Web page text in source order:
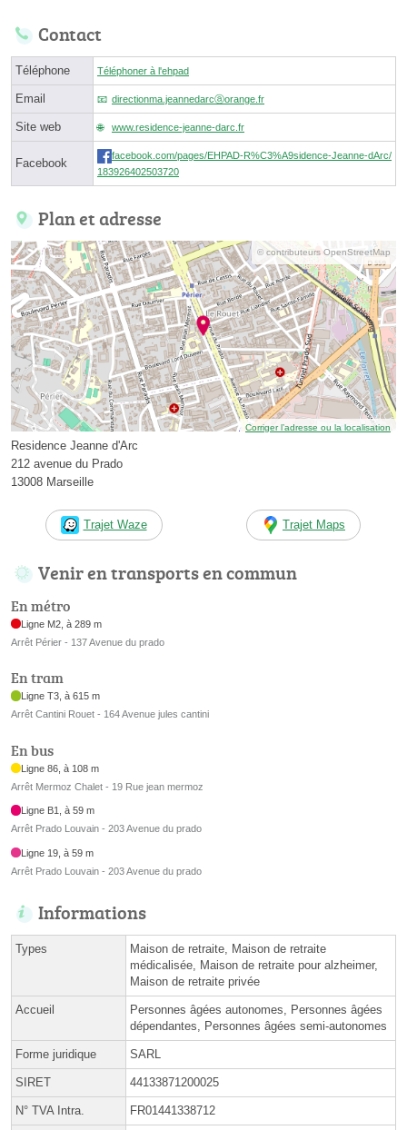
Contact
Téléphone Téléphoner à l'ehpad
Email directionma.jeannedarcⓐorange.fr
Site web www.residence-jeanne-darc.fr
Facebook
facebook.com/pages/EHPAD-R%C3%A9sidence-Jeanne-dArc/
183926402503720
Plan et adresse
© contributeurs OpenStreetMap
Corriger l’adresse ou la localisation
Residence Jeanne d'Arc
212 avenue du Prado
13008 Marseille
Trajet Waze Trajet Maps
Venir en transports en commun
En métro
Ligne M2, à 289 m
Arrêt Périer - 137 Avenue du prado
En tram
Ligne T3, à 615 m
Arrêt Cantini Rouet - 164 Avenue jules cantini
En bus
Ligne 86, à 108 m
Arrêt Mermoz Chalet - 19 Rue jean mermoz
Ligne B1, à 59 m
Arrêt Prado Louvain - 203 Avenue du prado
Ligne 19, à 59 m
Arrêt Prado Louvain - 203 Avenue du prado
Informations
Types
Maison de retraite, Maison de retraite
médicalisée, Maison de retraite pour alzheimer,
Maison de retraite privée
Accueil
Personnes âgées autonomes, Personnes âgées
dépendantes, Personnes âgées semi-autonomes
Forme juridique SARL
SIRET 44133871200025
N° TVA Intra. FR01441338712